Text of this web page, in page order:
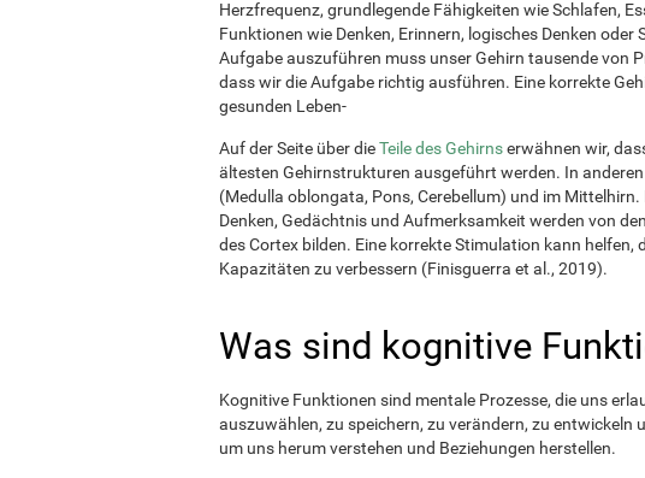
Herzfrequenz, grundlegende Fähigkeiten wie Schlafen,
Funktionen wie Denken, Erinnern, logisches Denken oder
Aufgabe auszuführen muss unser Gehirn tausende von
dass wir die Aufgabe richtig ausführen. Eine korrekte
gesunden Leben-
Auf der Seite über dieTeile des Gehirnserwähnen wir,
ältesten Gehirnstrukturen ausgeführt werden. In
(Medulla oblongata, Pons, Cerebellum) und im
Denken, Gedächtnis und Aufmerksamkeit werden von
des Cortex bilden. Eine korrekte Stimulation kann helfen,
Kapazitäten zu verbessern (Finisguerra et al., 2019).
Was sind kognitive
Kognitive Funktionen sind mentale Prozesse, die uns
auszuwählen, zu speichern, zu verändern, zu entwickeln
um uns herum verstehen und Beziehungen herstellen.